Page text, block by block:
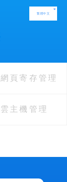
繁體中文
網頁寄存管理
雲主機管理